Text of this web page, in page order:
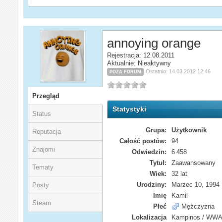
Przegląd
Status
Reputacja
Znajomi
Tematy
Posty
Steam
annoying orange
Rejestracja: 12.08.2011
Aktualnie: Nieaktywny
POZA FORUM Ostatnio: 14.03.2012 12:46
Statystyki
Grupa:
Użytkownik
Całość postów:
94
Odwiedzin:
6 458
Tytuł:
Zaawansowany
Wiek:
32 lat
Urodziny:
Marzec 10, 1994
Imię
Kamil
Płeć
Mężczyzna
Lokalizacja
Kampinos /